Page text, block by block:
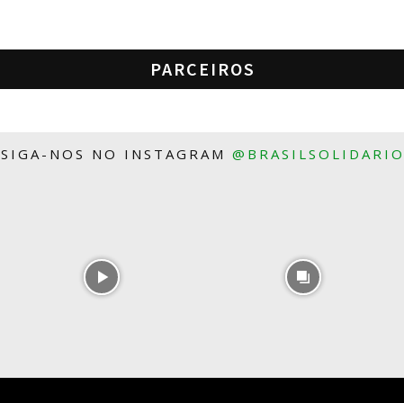
PARCEIROS
SIGA-NOS NO INSTAGRAM @BRASILSOLIDARIO